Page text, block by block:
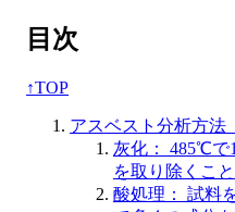
目次
↑TOP
アスベスト分析方法
灰化： 485℃で
を取り除くこ
酸処理： 試料